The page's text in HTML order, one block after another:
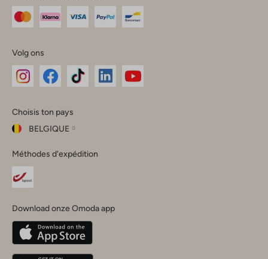
Volg ons
Instagram
Facebook
TikTok
Choisis ton pays
BELGIQUE
ton
pays
Fermer
Belgique(Français)
Deutschland
Méthodes d'expédition
Download onze Omoda app